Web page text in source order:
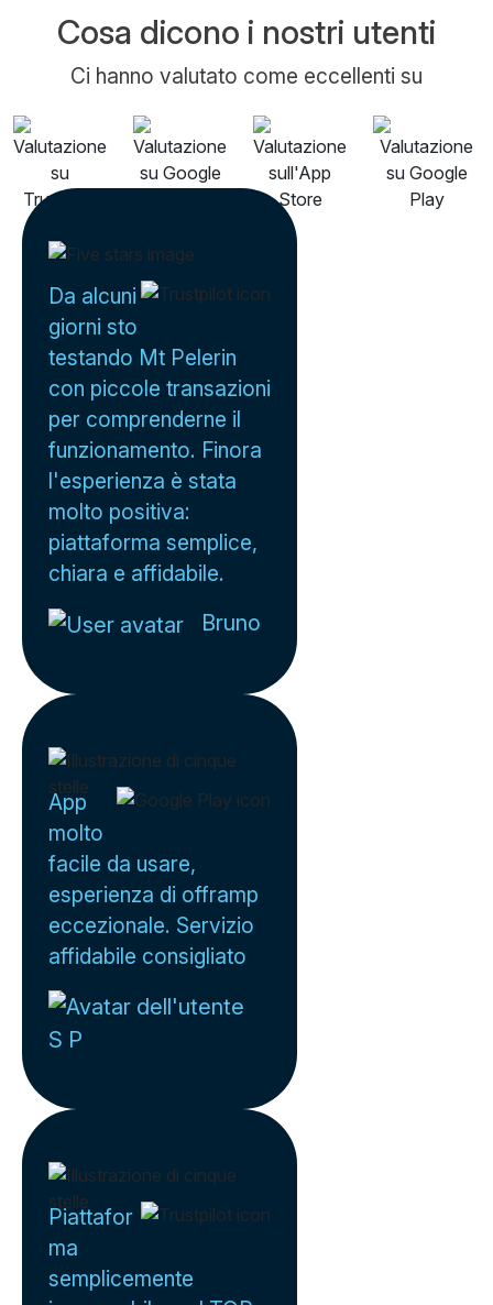
Cosa dicono i nostri utenti
Ci hanno valutato come eccellenti su
Da alcuni
giorni sto
testando Mt Pelerin
con piccole transazioni
per comprenderne il
funzionamento. Finora
l'esperienza è stata
molto positiva:
piattaforma semplice,
chiara e affidabile.
Bruno
App
molto
facile da usare,
esperienza di offramp
eccezionale. Servizio
affidabile consigliato
S P
Piattafor
ma
semplicemente